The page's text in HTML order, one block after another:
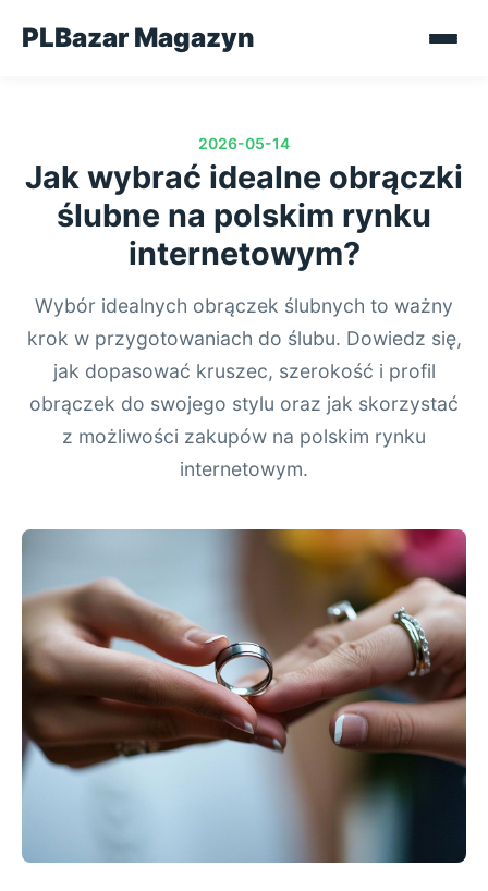
PLBazar Magazyn
2026-05-14
Jak wybrać idealne obrączki
ślubne na polskim rynku
internetowym?
Wybór idealnych obrączek ślubnych to ważny
krok w przygotowaniach do ślubu. Dowiedz się,
jak dopasować kruszec, szerokość i profil
obrączek do swojego stylu oraz jak skorzystać
z możliwości zakupów na polskim rynku
internetowym.